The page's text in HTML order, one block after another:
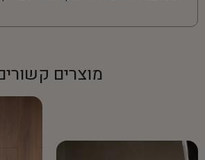
מוצרים